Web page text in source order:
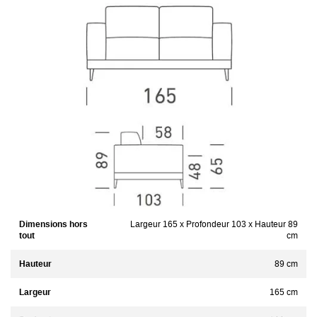
Dimensions hors
tout
Largeur 165 x Profondeur 103 x Hauteur 89
cm
Hauteur 89 cm
Largeur 165 cm